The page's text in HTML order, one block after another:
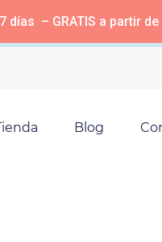
días – GRATIS a partir
Blog